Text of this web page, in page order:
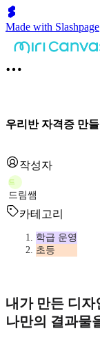
Made with Slashpage
우리반 자격증 만들
작성자
드
드림쌤
카테고리
학급 운영
초등
내가 만든 디
나만의 결과물